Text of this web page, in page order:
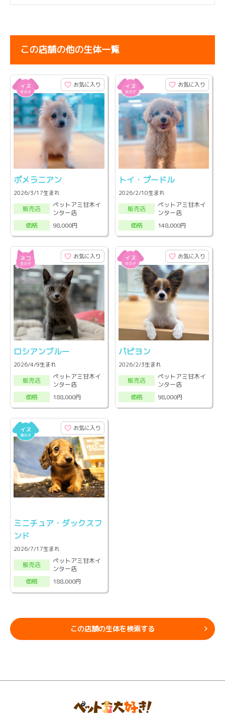
この店舗の他の生体一覧
お気に入り
ポメラニアン
2026/3/17生まれ
販売店
ペットアミ甘木イ
ンター店
価格
98,000円
お気に入り
トイ・プードル
2026/2/10生まれ
販売店
ペットアミ甘木イ
ンター店
価格
148,000円
お気に入り
ロシアンブルー
2026/4/9生まれ
販売店
ペットアミ甘木イ
ンター店
価格
188,000円
お気に入り
パピヨン
2026/2/3生まれ
販売店
ペットアミ甘木イ
ンター店
価格
98,000円
お気に入り
ミニチュア・ダックスフ
ンド
2026/7/17生まれ
販売店
ペットアミ甘木イ
ンター店
価格
188,000円
この店舗の生体を検索する